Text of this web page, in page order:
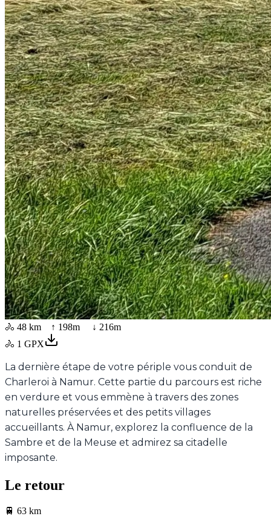
🚴 48 km ↑ 198m ↓ 216m
🚴 1 GPX
La dernière étape de votre périple vous conduit de
Charleroi à Namur. Cette partie du parcours est riche
en verdure et vous emmène à travers des zones
naturelles préservées et des petits villages
accueillants. À Namur, explorez la confluence de la
Sambre et de la Meuse et admirez sa citadelle
imposante.
Le retour
🚆 63 km